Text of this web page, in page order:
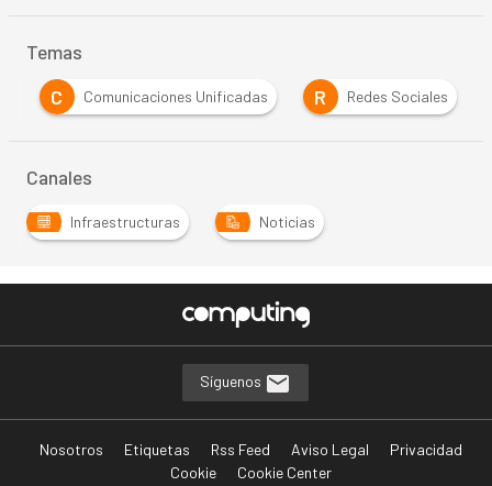
Temas
C Comunicaciones Unificadas R Redes Sociales
Canales
Infraestructuras Noticias
Síguenos
Nosotros Etiquetas Rss Feed Aviso Legal
Privacidad
Cookie
Cookie Center